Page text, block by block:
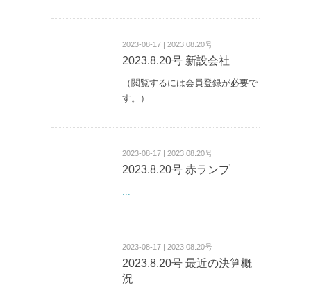
2023-08-17 | 2023.08.20号
2023.8.20号 新設会社
（閲覧するには会員登録が必要で
す。）
2023-08-17 | 2023.08.20号
2023.8.20号 赤ランプ
2023-08-17 | 2023.08.20号
2023.8.20号 最近の決算概
況